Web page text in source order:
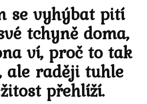
se vyhýbat pití
tchyně doma,
ví, proč to tak
ale raději tuhle
přehlíží.